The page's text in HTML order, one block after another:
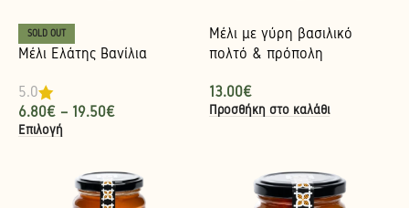
SOLD OUT
Μέλι Ελάτης Βανίλια
5.0
6.80€ – 19.50€
Επιλογή
Μέλι με γύρη βασιλικό
πολτό & πρόπολη
13.00€
Προσθήκη στο καλάθι